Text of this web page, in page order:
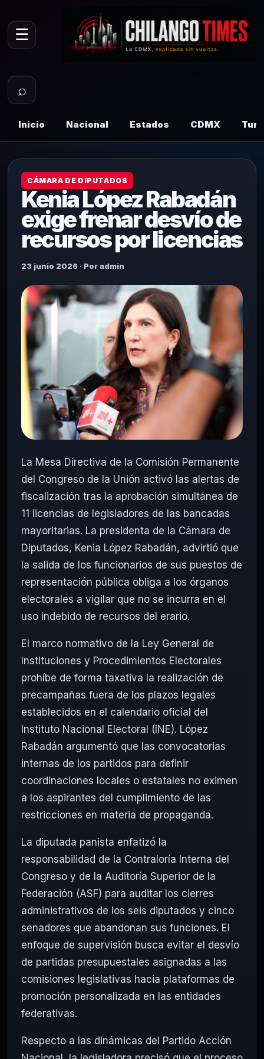
☰
⌕
Inicio Nacional Estados CDMX
CÁMARA DE DIPUTADOS
Kenia López Rabadán
exige frenar desvío de
recursos por licencias
23 junio 2026 · Por admin
La Mesa Directiva de la Comisión Permanente
del Congreso de la Unión activó las alertas de
fiscalización tras la aprobación simultánea de
11 licencias de legisladores de las bancadas
mayoritarias. La presidenta de la Cámara de
Diputados, Kenia López Rabadán, advirtió que
la salida de los funcionarios de sus puestos de
representación pública obliga a los órganos
electorales a vigilar que no se incurra en el
uso indebido de recursos del erario.
El marco normativo de la Ley General de
Instituciones y Procedimientos Electorales
prohíbe de forma taxativa la realización de
precampañas fuera de los plazos legales
establecidos en el calendario oficial del
Instituto Nacional Electoral (INE). López
Rabadán argumentó que las convocatorias
internas de los partidos para definir
coordinaciones locales o estatales no eximen
a los aspirantes del cumplimiento de las
restricciones en materia de propaganda.
La diputada panista enfatizó la
responsabilidad de la Contraloría Interna del
Congreso y de la Auditoría Superior de la
Federación (ASF) para auditar los cierres
administrativos de los seis diputados y cinco
senadores que abandonan sus funciones. El
enfoque de supervisión busca evitar el desvío
de partidas presupuestales asignadas a las
comisiones legislativas hacia plataformas de
promoción personalizada en las entidades
federativas.
Respecto a las dinámicas del Partido Acción